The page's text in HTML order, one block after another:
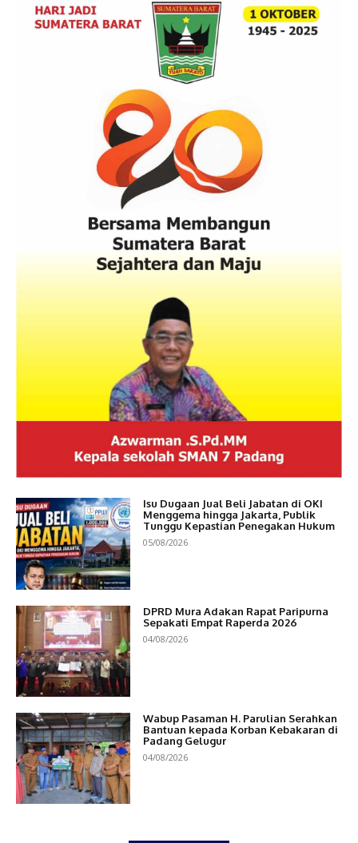
Isu Dugaan Jual Beli Jabatan di OKI
Menggema hingga Jakarta, Publik
Tunggu Kepastian Penegakan Hukum
05/08/2026
DPRD Mura Adakan Rapat Paripurna
Sepakati Empat Raperda 2026
04/08/2026
Wabup Pasaman H. Parulian Serahkan
Bantuan kepada Korban Kebakaran di
Padang Gelugur
04/08/2026